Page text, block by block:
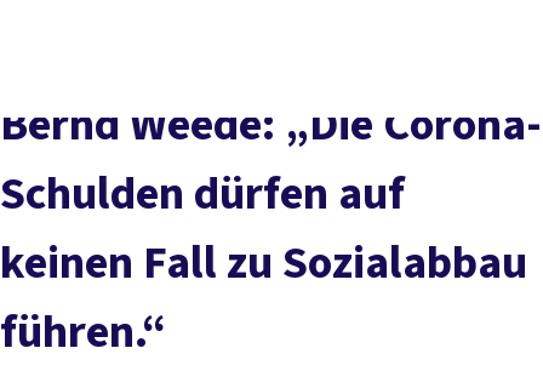
Politik in NRW
Service
Bernd Weede: „Die Corona-
Schulden dürfen auf
keinen Fall zu Sozialabbau
führen.“